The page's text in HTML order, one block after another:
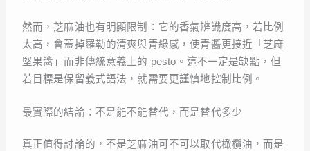
然而，芝麻油也有明顯限制：它的香氣辨識度高，若比例
太高，會蓋掉羅勒的清爽與青綠感，使青醬更接近「芝麻
堅果醬」而非傳統意義上的 pesto。這不一定是缺點，但
若目標是保留義式語法，就需要更謹慎地控制比例。
最實際的結論：不是能不能替代，而是替代多少
真正值得討論的，不是芝麻油可不可以取代橄欖油，而是